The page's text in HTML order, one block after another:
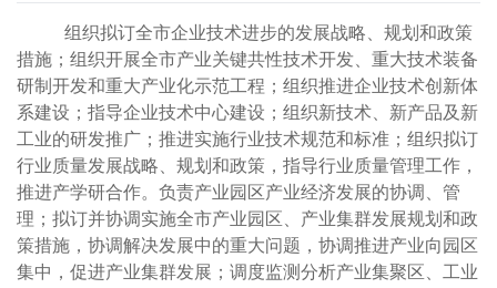
组织拟订全市企业技术进步的发展战略、规划和政策
措施；组织开展全市产业关键共性技术开发、重大技术装备
研制开发和重大产业化示范工程；组织推进企业技术创新体
系建设；指导企业技术中心建设；组织新技术、新产品及新
工业的研发推广；推进实施行业技术规范和标准；组织拟订
行业质量发展战略、规划和政策，指导行业质量管理工作，
推进产学研合作。 负责产业园区产业经济发展的协调、管
理；拟订并协调实施全市产业园区、产业集群发展规划和政
策措施，协调解决发展中的重大问题，协调推进产业向园区
集中，促进产业集群发展；调度监测分析产业集聚区、工业